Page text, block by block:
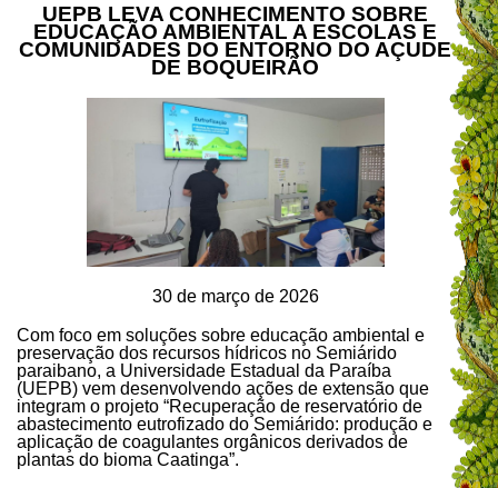
UEPB LEVA CONHECIMENTO SOBRE
EDUCAÇÃO AMBIENTAL A ESCOLAS E
COMUNIDADES DO ENTORNO DO AÇUDE
DE BOQUEIRÃO
30 de março de 2026
Com foco em soluções sobre educação ambiental e
preservação dos recursos hídricos no Semiárido
paraibano, a Universidade Estadual da Paraíba
(UEPB) vem desenvolvendo ações de extensão que
integram o projeto “Recuperação de reservatório de
abastecimento eutrofizado do Semiárido: produção e
aplicação de coagulantes orgânicos derivados de
plantas do bioma Caatinga”.